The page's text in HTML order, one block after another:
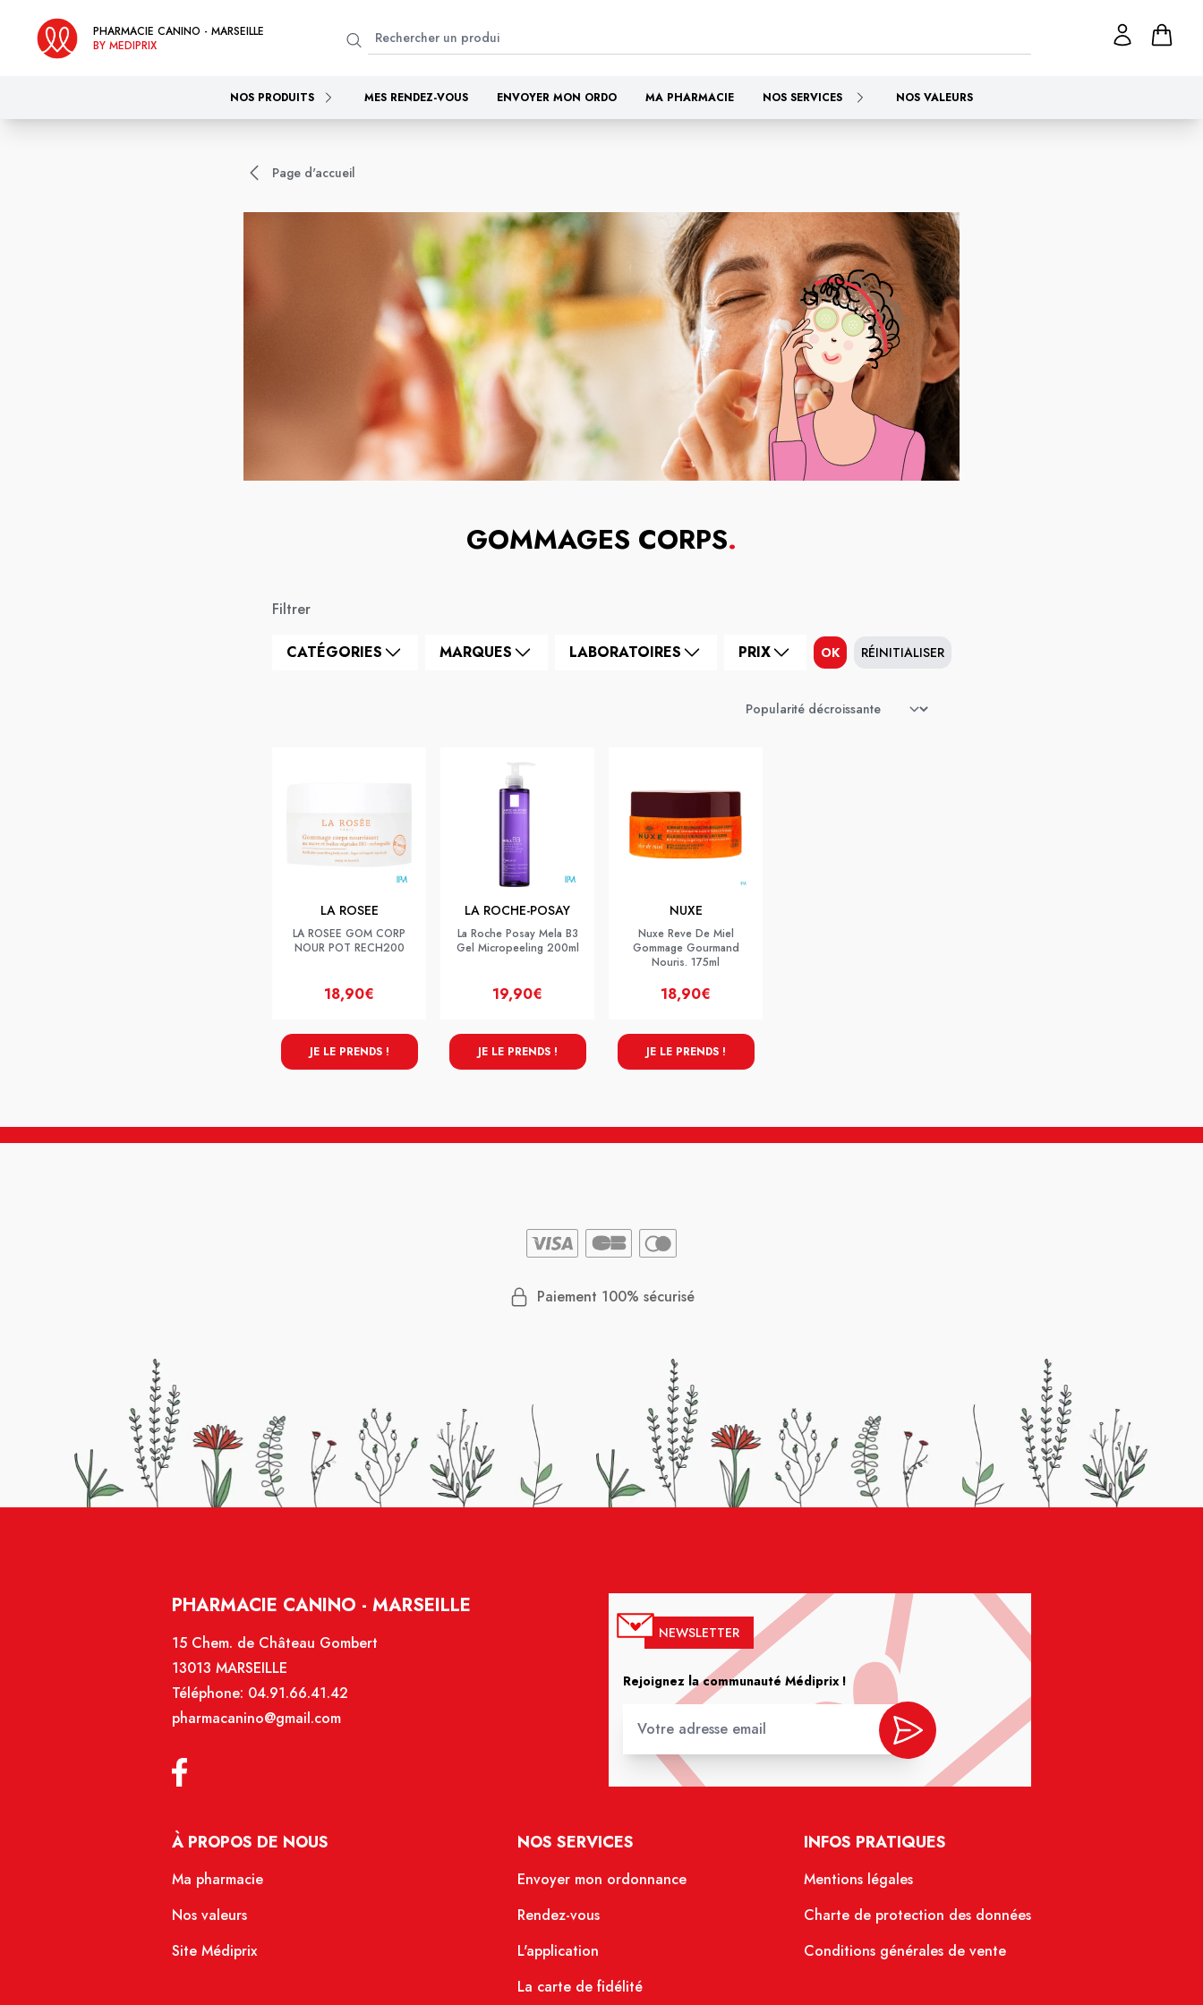
PHARMACIE CANINO - MARSEILLE
BY MEDIPRIX
NOS PRODUITS MES RENDEZ-VOUS ENVOYER MON ORDO MA PHARMACIE NOS SERVICES NOS VALEURS
Page d'accueil
GOMMAGES CORPS.
Filtrer
CATÉGORIES MARQUES LABORATOIRES PRIX OK RÉINITIALISER
LA ROSEE
LA ROSEE GOM CORP
NOUR POT RECH200
18,90€
JE LE PRENDS !
LA ROCHE-POSAY
La Roche Posay Mela B3
Gel Micropeeling 200ml
19,90€
JE LE PRENDS !
NUXE
Nuxe Reve De Miel
Gommage Gourmand
Nouris. 175ml
18,90€
JE LE PRENDS !
Paiement 100% sécurisé
PHARMACIE CANINO - MARSEILLE
15 Chem. de Château Gombert
13013 MARSEILLE
Téléphone: 04.91.66.41.42
pharmacanino@gmail.com
NEWSLETTER
Rejoignez la communauté Médiprix !
À PROPOS DE NOUS
Ma pharmacie
Nos valeurs
Site Médiprix
NOS SERVICES
Envoyer mon ordonnance
Rendez-vous
L'application
La carte de fidélité
INFOS PRATIQUES
Mentions légales
Charte de protection des données
Conditions générales de vente